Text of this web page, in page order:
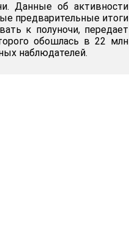
Данные об активности
предварительные итоги
к полуночи, передает
обошлась в 22 млн
наблюдателей.